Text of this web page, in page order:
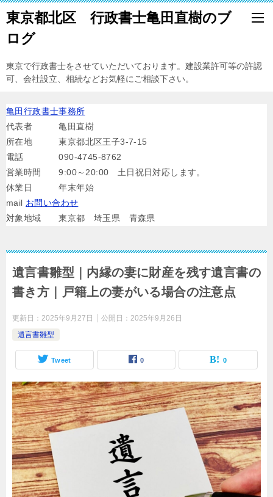
東京都北区 行政書士亀田直樹のブ
ログ
東京で行政書士をさせていただいております。建設業許可等の許認
可、会社設立、相続などお気軽にご相談下さい。
亀田行政書士事務所
代表者 亀田直樹
所在地 東京都北区王子3-7-15
電話 090-4745-8762
営業時間 9:00～20:00 土日祝日対応します。
休業日 年末年始
mail お問い合わせ
対象地域 東京都 埼玉県 青森県
遺言書雛型｜内縁の妻に財産を残す遺言書の
書き方｜戸籍上の妻がいる場合の注意点
更新日： 2025年9月27日 公開日： 2025年9月26日
遺言書雛型
Tweet 0 0